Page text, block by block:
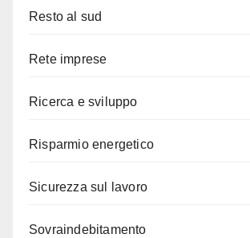
Resto al sud
Rete imprese
Ricerca e sviluppo
Risparmio energetico
Sicurezza sul lavoro
Sovraindebitamento